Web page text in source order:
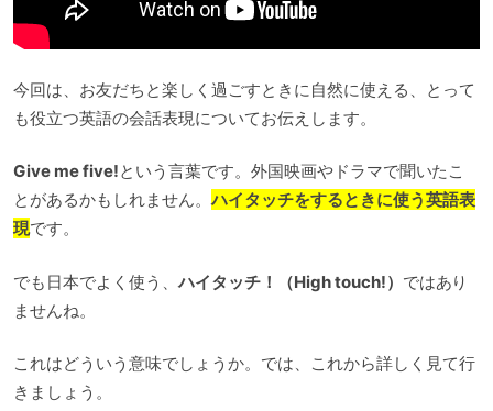
今回は、お友だちと楽しく過ごすときに自然に使える、とって
も役立つ英語の会話表現についてお伝えします。
Give me five!という言葉です。外国映画やドラマで聞いたこ
とがあるかもしれません。ハイタッチをするときに使う英語表
現です。
でも日本でよく使う、ハイタッチ！（High touch!） ではあり
ませんね。
これはどういう意味でしょうか。では、これから詳しく見て行
きましょう。